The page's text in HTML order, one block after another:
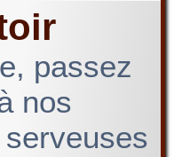
passez
nos